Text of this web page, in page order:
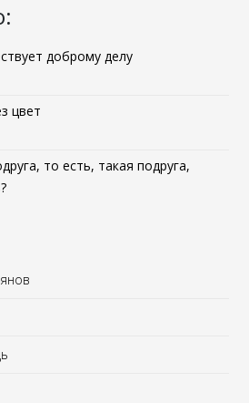
доброму делу
цвет
то есть, такая подруга,